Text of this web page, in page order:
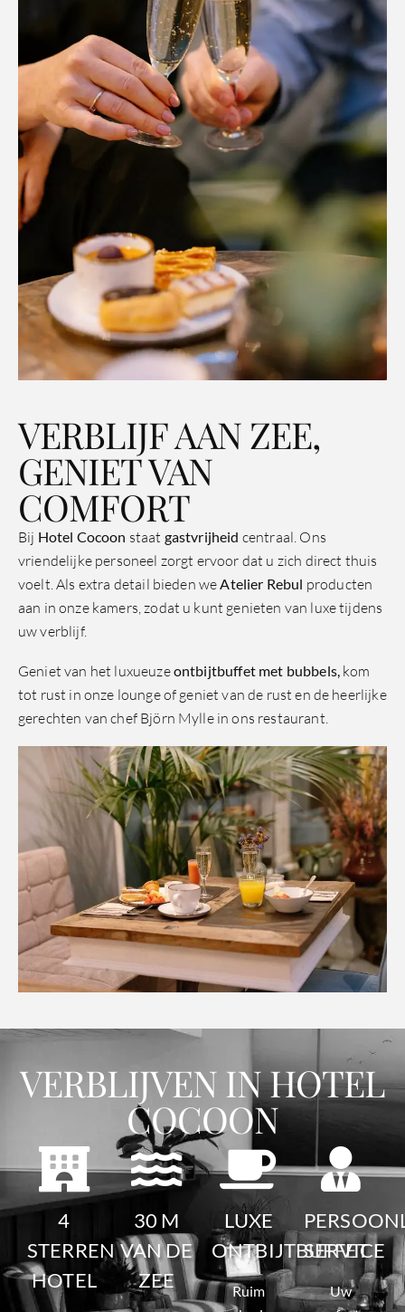
VERBLIJF AAN ZEE,
GENIET VAN
COMFORT
Bij Hotel Cocoon staat gastvrijheid centraal. Ons
vriendelijke personeel zorgt ervoor dat u zich direct thuis
voelt. Als extra detail bieden weAtelier Rebul producten
aan in onze kamers, zodat u kunt genieten van luxe tijdens
uw verblijf.
Geniet van het luxueuzeontbijtbuffet met bubbels, kom
tot rust in onze lounge of geniet van de rust en de heerlijke
gerechten van chef Björn Mylle in ons restaurant.
VERBLIJVEN IN HOTEL
COCOON
4
STERREN
HOTEL
30 M
VAN DE
ZEE
LUXE
ONTBIJTBUFFET
Ruim
SERVICE
Uw